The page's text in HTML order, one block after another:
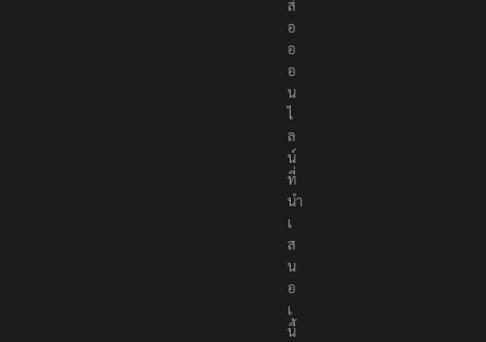
สื่
อ
อ
อ
น
ไ
ล
น์
ที่
นำ
เ
ส
น
อ
เ
นื้